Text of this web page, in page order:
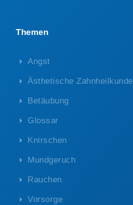
Themen
Angst
Ästhetische Zahnheilkunde
Betäubung
Glossar
Knirschen
Mundgeruch
Rauchen
Vorsorge